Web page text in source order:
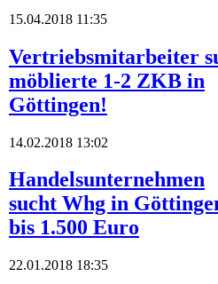
15.04.2018 11:35
Vertriebsmitarbeiter
möblierte 1-2 ZKB in
Göttingen!
14.02.2018 13:02
Handelsunternehmen
sucht Whg in
bis 1.500 Euro
22.01.2018 18:35